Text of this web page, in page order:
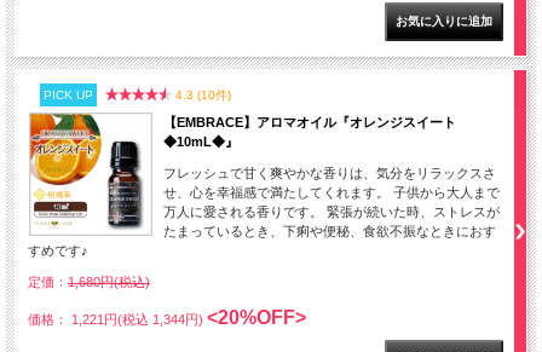
PICK UP 4.3 (10件)
【EMBRACE】アロマオイル『オレンジスイート
◆10mL◆』
フレッシュで甘く爽やかな香りは、気分をリラックスさ
せ、心を幸福感で満たしてくれます。 子供から大人まで
万人に愛される香りです。 緊張が続いた時、ストレスが
たまっているとき、下痢や便秘、食欲不振なときにおす
すめです♪
定価： 1,680円(税込)
価格： 1,221円(税込 1,344円) <20%OFF>